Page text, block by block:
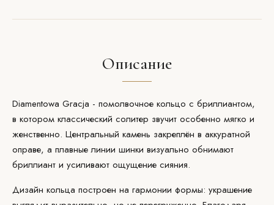
Описание
Diamentowa Gracja - помолвочное кольцо с бриллиантом,
в котором классический солитер звучит особенно мягко и
женственно. Центральный камень закреплён в аккуратной
оправе, а плавные линии шинки визуально обнимают
бриллиант и усиливают ощущение сияния.
Дизайн кольца построен на гармонии формы: украшение